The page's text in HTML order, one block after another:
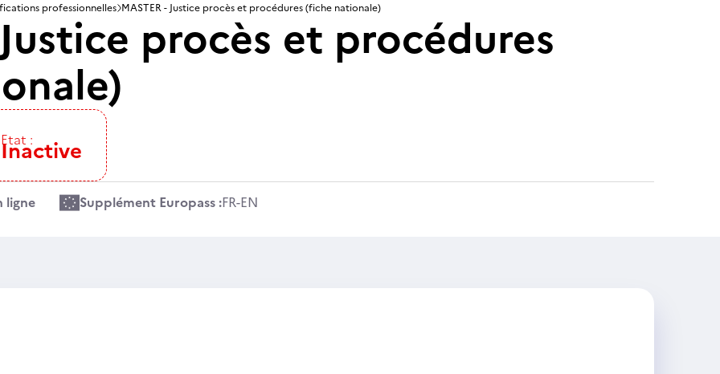
professionnelles MASTER - Justice procès et procédures (fiche nationale)
Justice procès et procédures
Etat :
Inactive
ligne Supplément Europass :FR-EN